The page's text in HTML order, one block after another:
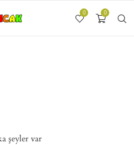
0
0
şeyler var